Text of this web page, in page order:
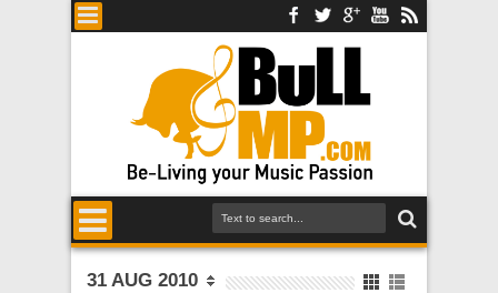
31 AUG 2010